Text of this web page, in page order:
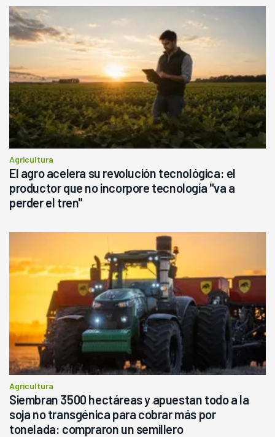
Agricultura
El agro acelera su revolución tecnológica: el
productor que no incorpore tecnología "va a
perder el tren"
Agricultura
Siembran 3500 hectáreas y apuestan todo a la
soja no transgénica para cobrar más por
tonelada: compraron un semillero